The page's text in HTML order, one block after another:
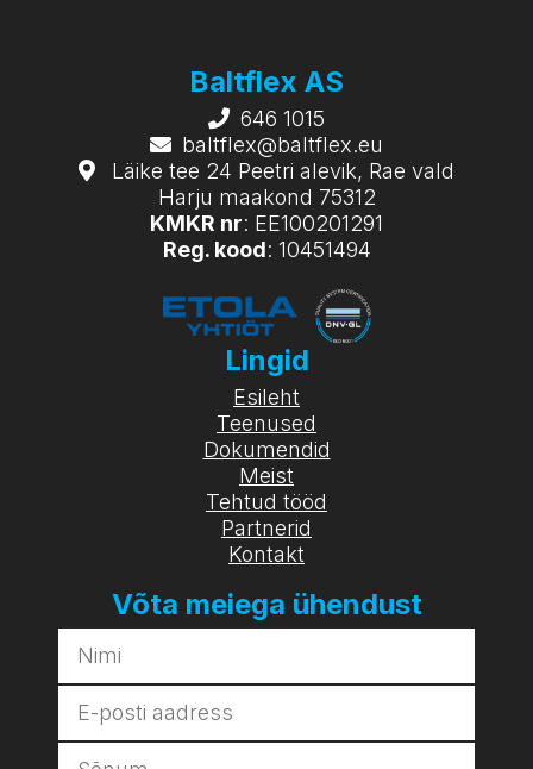
Baltflex AS
646 1015
baltflex@baltflex.eu
Läike tee 24 Peetri alevik, Rae vald
Harju maakond 75312
KMKR nr: EE100201291
Reg. kood: 10451494
Lingid
Esileht
Teenused
Dokumendid
Meist
Tehtud tööd
Partnerid
Kontakt
Võta meiega ühendust